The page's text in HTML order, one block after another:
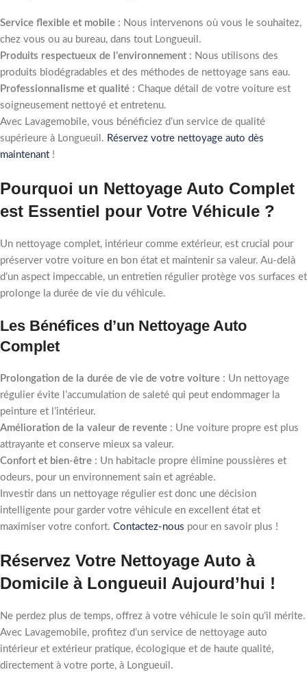
Service flexible et mobile : Nous intervenons où vous le souhaitez,
chez vous ou au bureau, dans tout Longueuil.
Produits respectueux de l’environnement: Nous utilisons des
produits biodégradables et des méthodes de nettoyage sans eau.
Professionnalisme et qualité : Chaque détail de votre voiture est
soigneusement nettoyé et entretenu.
Avec Lavagemobile, vous bénéficiez d’un service de qualité
supérieure à Longueuil. Réservez votre nettoyage auto dès
maintenant !
Pourquoi un Nettoyage Auto Complet
est Essentiel pour Votre Véhicule ?
Un nettoyage complet, intérieur comme extérieur, est crucial pour
préserver votre voiture en bon état et maintenir sa valeur. Au-delà
d’un aspect impeccable, un entretien régulier protège vos surfaces et
prolonge la durée de vie du véhicule.
Les Bénéfices d’un Nettoyage Auto
Complet
Prolongation de la durée de vie de votre voiture : Un nettoyage
régulier évite l’accumulation de saleté qui peut endommager la
peinture et l’intérieur.
Amélioration de la valeur de revente : Une voiture propre est plus
attrayante et conserve mieux sa valeur.
Confort et bien-être : Un habitacle propre élimine poussières et
odeurs, pour un environnement sain et agréable.
Investir dans un nettoyage régulier est donc une décision
intelligente pour garder votre véhicule en excellent état et
maximiser votre confort. Contactez-nous pour en savoir plus !
Réservez Votre Nettoyage Auto à
Domicile à Longueuil Aujourd’hui !
Ne perdez plus de temps, offrez à votre véhicule le soin qu’il mérite.
Avec Lavagemobile, profitez d’un service de nettoyage auto
intérieur et extérieur pratique, écologique et de haute qualité,
directement à votre porte, à Longueuil.